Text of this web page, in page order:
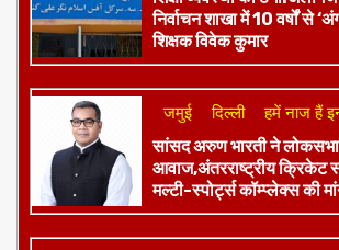
निर्वाचन शाखा में 10 वर्षों से
शिक्षक विवेक कुमार
जमुई दिल्ली हमें नाज हैं
​सांसद अरुण भारती ने
आवाज,अंतरराष्ट्रीय क्रिकेट
मल्टी-स्पोर्ट्स कॉम्प्लेक्स की